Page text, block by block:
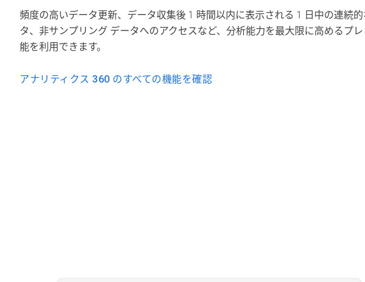
頻度の高いデータ更新、データ収集後 1 時間以内に表示される 1 日中の連続
タ、非サンプリング データへのアクセスなど、分析能力を最大限に高めるプ
能を利用できます。
アナリティクス 360 のすべての機能を確認